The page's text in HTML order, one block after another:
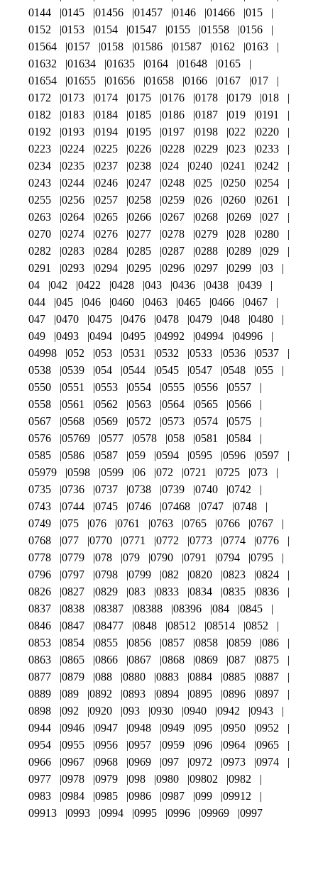
0144
0145 01456 01457 0146 01466
015
0152
0153 0154 01547 0155 01558
0156
01564
0157 0158 01586 01587 0162
0163
01632
01634 01635 0164 01648
0165
01654
01655 01656 01658 0166 0167
017
0172
0173 0174 0175 0176 0178 0179
018
0182
0183 0184 0185 0186 0187 019
0191
0192
0193 0194 0195 0197 0198 022
0220
0223
0224 0225 0226 0228 0229 023
0233
0234
0235 0237 0238 024 0240 0241
0242
0243
0244 0246 0247 0248 025 0250
0254
0255
0256 0257 0258 0259 026 0260
0261
0263
0264 0265 0266 0267 0268 0269
027
0270
0274 0276 0277 0278 0279 028
0280
0282
0283 0284 0285 0287 0288 0289
029
0291
0293 0294 0295 0296 0297 0299
03
04
042 0422 0428 043 0436 0438
0439
044
045 046 0460 0463 0465 0466
0467
047
0470 0475 0476 0478 0479 048
0480
049
0493 0494 0495 04992 04994
04996
04998
052 053 0531 0532 0533 0536
0537
0538
0539 054 0544 0545 0547 0548
055
0550
0551 0553 0554 0555 0556
0557
0558
0561 0562 0563 0564 0565
0566
0567
0568 0569 0572 0573 0574
0575
0576
05769 0577 0578 058 0581
0584
0585
0586 0587 059 0594 0595 0596
0597
05979
0598 0599 06 072 0721 0725
073
0735
0736 0737 0738 0739 0740
0742
0743
0744 0745 0746 07468 0747
0748
0749
075 076 0761 0763 0765 0766
0767
0768
077 0770 0771 0772 0773 0774
0776
0778
0779 078 079 0790 0791 0794
0795
0796
0797 0798 0799 082 0820 0823
0824
0826
0827 0829 083 0833 0834 0835
0836
0837
0838 08387 08388 08396 084
0845
0846
0847 08477 0848 08512 08514
0852
0853
0854 0855 0856 0857 0858 0859
086
0863
0865 0866 0867 0868 0869 087
0875
0877
0879 088 0880 0883 0884 0885
0887
0889
089 0892 0893 0894 0895 0896
0897
0898
092 0920 093 0930 0940 0942
0943
0944
0946 0947 0948 0949 095 0950
0952
0954
0955 0956 0957 0959 096 0964
0965
0966
0967 0968 0969 097 0972 0973
0974
0977
0978 0979 098 0980 09802
0982
0983
0984 0985 0986 0987 099
09912
09913
0993 0994 0995 0996 09969 0997